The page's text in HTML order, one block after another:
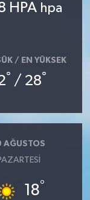
HPA hpa
/ EN YÜKSEK
° / 28°
AĞUSTOS
18°